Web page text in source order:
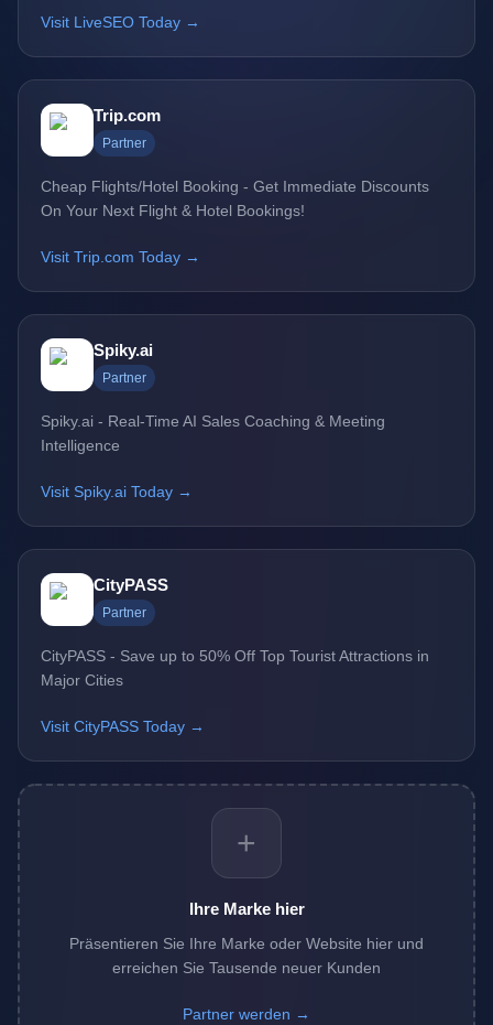
Visit LiveSEO Today →
Trip.com
Partner
Cheap Flights/Hotel Booking - Get Immediate Discounts
On Your Next Flight & Hotel Bookings!
Visit Trip.com Today →
Spiky.ai
Partner
Spiky.ai - Real-Time AI Sales Coaching & Meeting
Intelligence
Visit Spiky.ai Today →
CityPASS
Partner
CityPASS - Save up to 50% Off Top Tourist Attractions in
Major Cities
Visit CityPASS Today →
+
Ihre Marke hier
Präsentieren Sie Ihre Marke oder Website hier und
erreichen Sie Tausende neuer Kunden
Partner werden →